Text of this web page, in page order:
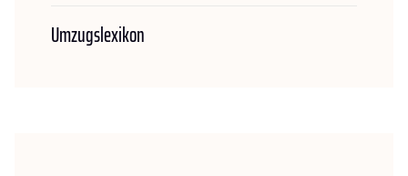
Umzugslexikon